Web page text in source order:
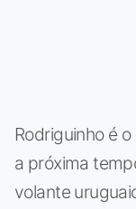
Rodriguinho é
a próxima
volante